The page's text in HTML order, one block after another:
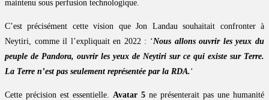
maintenu sous perfusion technologique.
C’est précisément cette vision que Jon Landau souhaitait confronter à
Neytiri, comme il l’expliquait en 2022 : ‘Nous allons ouvrir les yeux du
peuple de Pandora, ouvrir les yeux de Neytiri sur ce qui existe sur Terre.
La Terre n’est pas seulement représentée par la RDA.‘
Cette précision est essentielle. Avatar 5 ne présenterait pas une humanité